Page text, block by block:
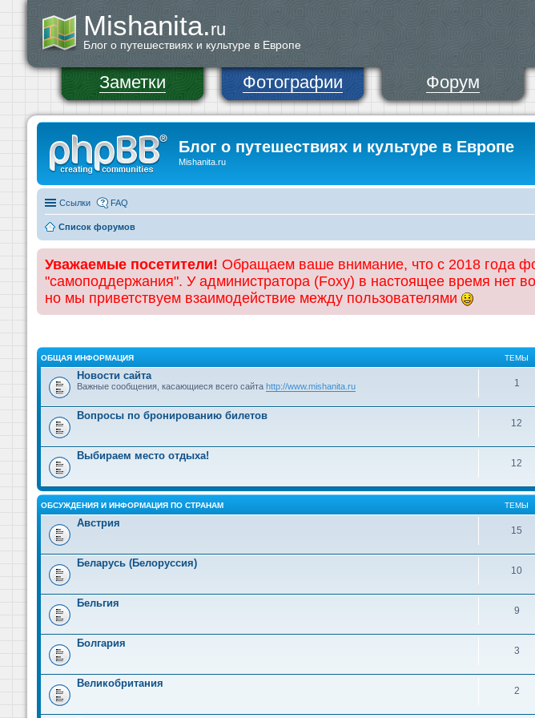
Mishanita.ru
Блог о путешествиях и культуре в Европе
Заметки Фотографии Форум
Блог о путешествиях и культуре в Европе
Mishanita.ru
Ссылки FAQ
Список форумов
Уважаемые посетители! Обращаем ваше внимание, что с 2018 года
"самоподдержания". У администратора (Foxy) в настоящее время нет
но мы приветствуем взаимодействие между пользователями
ОБЩАЯ ИНФОРМАЦИЯ ТЕМЫ
Новости сайта
Важные сообщения, касающиеся всего сайта http://www.mishanita.ru 1
Вопросы по бронированию билетов
12
Выбираем место отдыха!
12
ОБСУЖДЕНИЯ И ИНФОРМАЦИЯ ПО СТРАНАМ ТЕМЫ
Австрия
15
Беларусь (Белоруссия)
10
Бельгия
9
Болгария
3
Великобритания
2